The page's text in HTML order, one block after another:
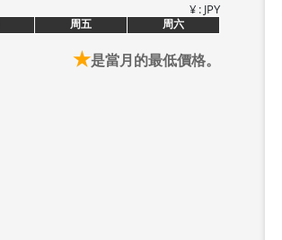
¥ : JPY
周五 周六
★是當月的最低價格。